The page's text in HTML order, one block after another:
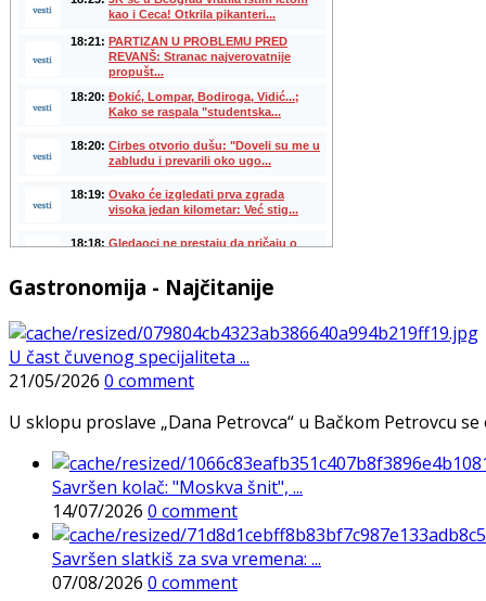
Gastronomija - Najčitanije
U čast čuvenog specijaliteta ...
21/05/2026 0 comment
U sklopu proslave „Dana Petrovca“ u Bačkom Petrovcu
Savršen kolač: "Moskva šnit", ...
14/07/2026 0 comment
Savršen slatkiš za sva vremena: ...
07/08/2026 0 comment